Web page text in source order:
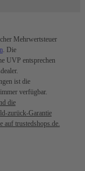
Mehrwertsteuer
. Die
UVP entsprechen
ist die
verfügbar.
die
zurück-Garantie
auf trustedshops.de.